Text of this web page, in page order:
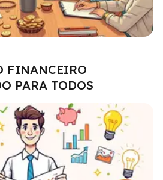
FINANCEIRO
PARA TODOS